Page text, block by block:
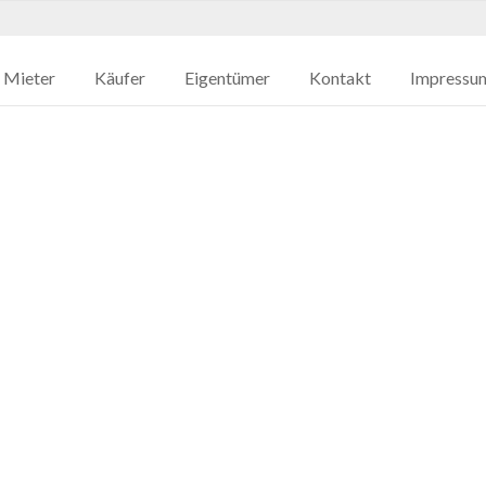
Mieter Käufer Eigentümer Kontakt